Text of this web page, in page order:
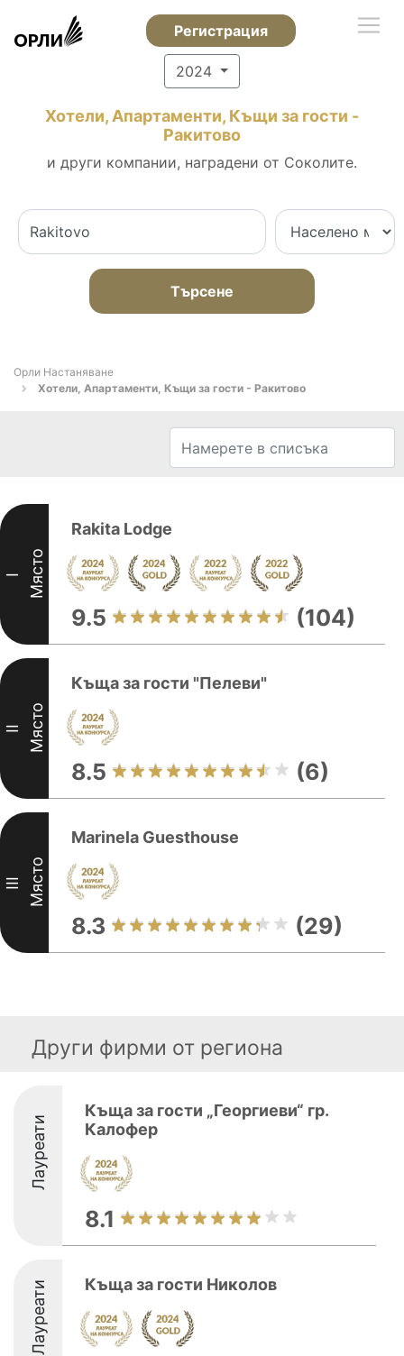
Регистрация
2024
Хотели, Апартаменти, Къщи за гости -
Ракитово
и други компании, наградени от Соколите.
Търсене
Орли Настаняване
Хотели, Апартаменти, Къщи за гости - Ракитово
I Място
Rakita Lodge
9.5 (104)
II Място
Къща за гости "Пелеви"
8.5 (6)
III Място
Marinela Guesthouse
8.3 (29)
Други фирми от региона
Лауреати
Къща за гости „Георгиеви“ гр.
Калофер
8.1
Лауреати Къща за гости Николов